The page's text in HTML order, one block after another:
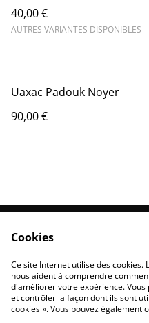
40,00 €
AUTRES VARIANTES DISPONIBLES
Uaxac Padouk Noyer
90,00 €
Politique de
confidentialité
Cookies
Ce site Internet utilise des cookies.
nous aident à comprendre
d'améliorer votre expérience. Vous
et contrôler la façon dont ils sont
cookies ». Vous pouvez également